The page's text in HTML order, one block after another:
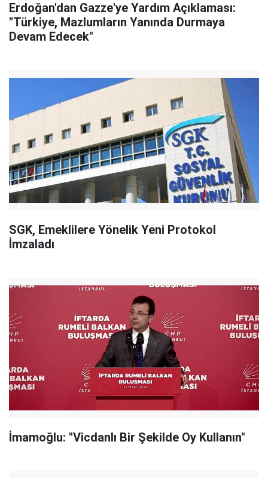
Erdoğan'dan Gazze'ye Yardım Açıklaması:
"Türkiye, Mazlumların Yanında Durmaya
Devam Edecek"
SGK, Emeklilere Yönelik Yeni Protokol
İmzaladı
İmamoğlu: "Vicdanlı Bir Şekilde Oy Kullanın"